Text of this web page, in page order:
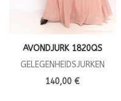
AVONDJURK 1820QS
GELEGENHEIDSJURKEN
140,00 €